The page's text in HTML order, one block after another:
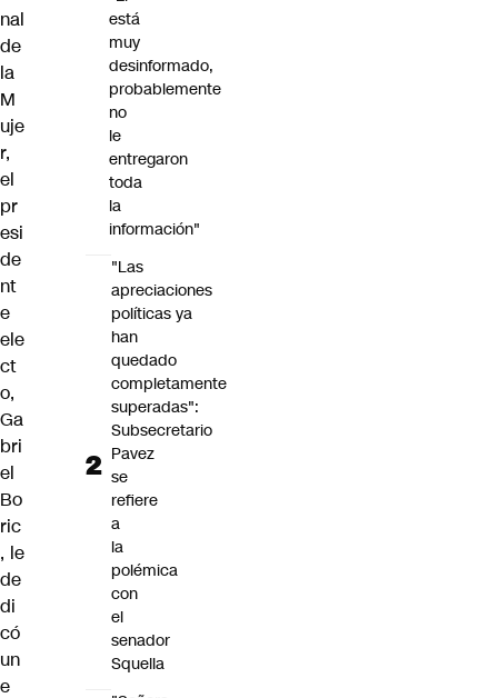
nal
de
la
M
uje
r,
el
pr
esi
de
nt
e
ele
ct
o,
Ga
bri
el
Bo
ric
, le
de
di
có
un
e
está
muy
desinformado,
probablemente
no
le
entregaron
toda
la
información"
"Las
apreciaciones
políticas ya
han
quedado
completamente
superadas":
Subsecretario
Pavez
se
refiere
a
la
polémica
con
el
senador
Squella